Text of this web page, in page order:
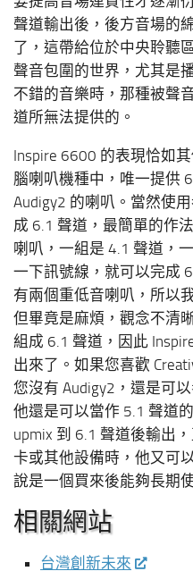
聲道輸出後，後方音場的
了，這帶給位於中央聆聽
聲音包圍的世界，尤其是
不錯的音樂時，那種被聲
道所無法提供的。
Inspire 6600 的表現恰如
腦喇叭機種中，唯一提供
Audigy2 的喇叭。當然使
成 6.1 聲道，最簡單的作
喇叭，一組是 4.1 聲道，
一下訊號線，就可以完成
有兩個重低音喇叭，所以
但畢竟是麻煩，觀念不清
組成 6.1 聲道，因此
出來了。如果您喜歡
您沒有 Audigy2，還是可
他還是可以當作 5.1 聲道
upmix 到 6.1 聲道後輸出
卡或其他設備時，他又可
說是一個買來後能夠長期
相關網站
台灣創新未來